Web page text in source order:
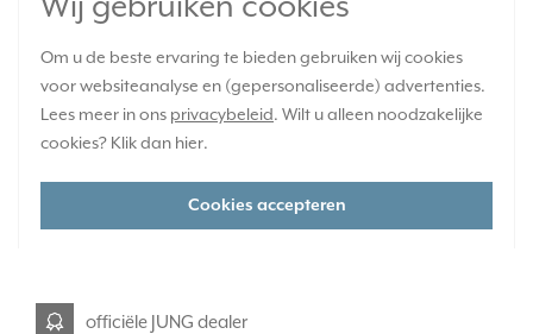
Wij gebruiken cookies
Om u de beste ervaring te bieden gebruiken wij cookies
voor websiteanalyse en (gepersonaliseerde) advertenties.
Lees meer in ons privacybeleid. Wilt u alleen noodzakelijke
cookies? Klik dan hier.
Cookies accepteren
afdekraam. Serie: LS 990, kleur: grafietzwart mat.
Verwachte levertijd:
Voor 21u besteld, morgen in huis*
Huidige voorraad:
+
-
officiële JUNG dealer